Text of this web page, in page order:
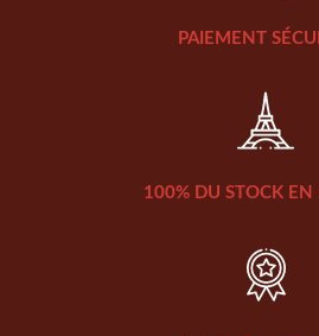
PAIEMENT
100% DU STOCK EN